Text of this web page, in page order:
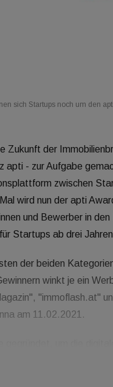
sich Startups noch um den
Zukunft der
apti - zur Aufgabe
zwischen
wird nun der apti
und Bewerber in
Startups ab drei
der beiden
winkt je ein
"immoflash.at"
am 11.02.2021.